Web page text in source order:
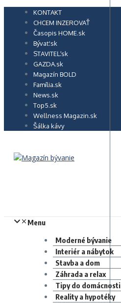
Preskočiť
KONTAKT
CHCEM INZEROVAŤ
Časopis HOME.sk
Bývať.sk
STAVITEĽ.sk
GAZDA.sk
Magazín BOLD
Família.sk
News.sk
Top5.sk
Wellness Magazin.sk
Šálka kávy
Menu
Moderné bývanie
Interiér a nábytok
Stavba a dom
Záhrada a relax
Tipy do domácnosti
Reality a hypotéky